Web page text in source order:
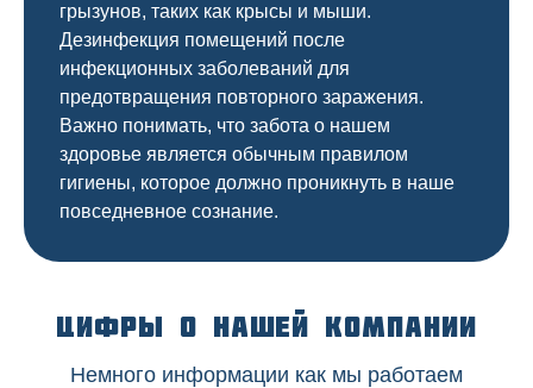
грызунов, таких как крысы и мыши.
Дезинфекция помещений после
инфекционных заболеваний для
предотвращения повторного заражения.
Важно понимать, что забота о нашем
здоровье является обычным правилом
гигиены, которое должно проникнуть в наше
повседневное сознание.
Цифры о нашей компании
Немного информации как мы работаем